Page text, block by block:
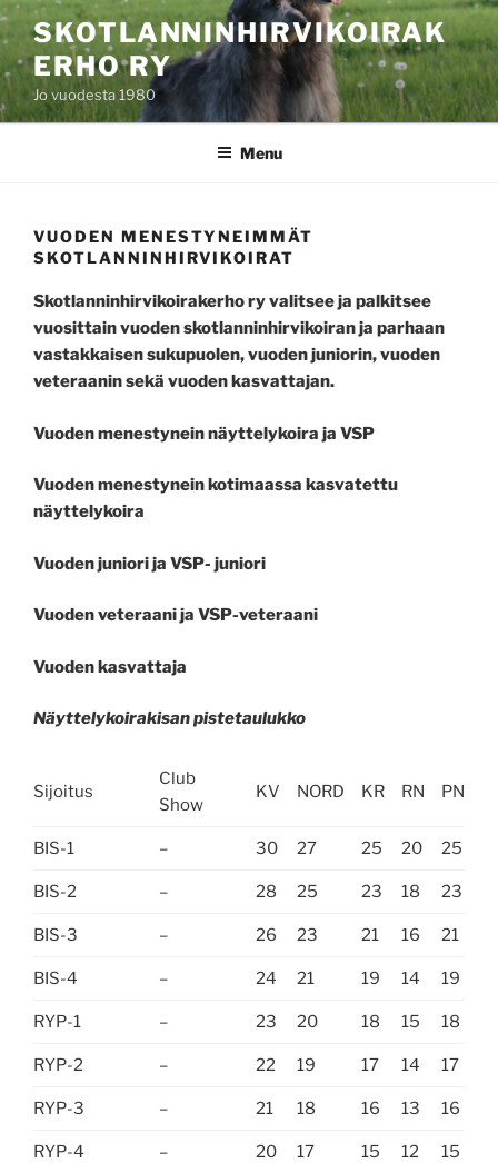
Skip
to
content
SKOTLANNINHIRVIKOIRAK
ERHO RY
Jo vuodesta 1980
Menu
VUODEN MENESTYNEIMMÄT
SKOTLANNINHIRVIKOIRAT
Skotlanninhirvikoirakerho ry valitsee ja palkitsee
vuosittain vuoden skotlanninhirvikoiran ja parhaan
vastakkaisen sukupuolen, vuoden juniorin, vuoden
veteraanin sekä vuoden kasvattajan.
Vuoden menestynein näyttelykoira ja VSP
Vuoden menestynein kotimaassa kasvatettu
näyttelykoira
Vuoden juniori ja VSP- juniori
Vuoden veteraani ja VSP-veteraani
Vuoden kasvattaja
Näyttelykoirakisan pistetaulukko
Sijoitus
Club
Show
KV NORD KR RN PN
BIS-1 – 30 27 25 20 25
BIS-2 – 28 25 23 18 23
BIS-3 – 26 23 21 16 21
BIS-4 – 24 21 19 14 19
RYP-1 – 23 20 18 15 18
RYP-2 – 22 19 17 14 17
RYP-3 – 21 18 16 13 16
RYP-4 – 20 17 15 12 15